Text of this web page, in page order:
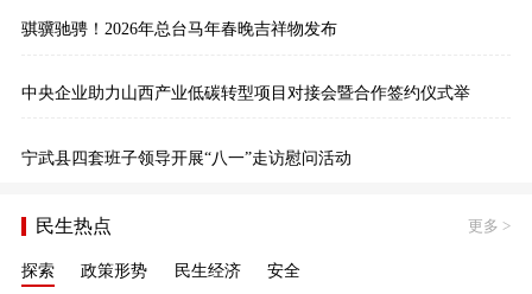
骐骥驰骋！2026年总台马年春晚吉祥物发布
中央企业助力山西产业低碳转型项目对接会暨合作签约仪式举
宁武县四套班子领导开展“八一”走访慰问活动
民生热点 更多 >
探索 政策形势 民生经济 安全